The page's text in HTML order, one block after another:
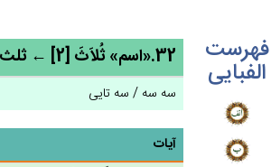
فهرست
الفبایی 32.«اسم» ثُلاَث‌َ [2] ← ثلث
سه سه / سه تایی
آیات